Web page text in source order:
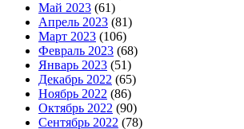
Май 2023 (61)
Апрель 2023 (81)
Март 2023 (106)
Февраль 2023 (68)
Январь 2023 (51)
Декабрь 2022 (65)
Ноябрь 2022 (86)
Октябрь 2022 (90)
Сентябрь 2022 (78)